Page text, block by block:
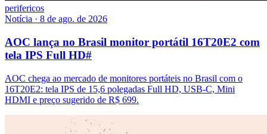
perifericos
Notícia · 8 de ago. de 2026
AOC lança no Brasil monitor portátil 16T20E2 com
tela IPS Full HD#
AOC chega ao mercado de monitores portáteis no Brasil com o
16T20E2: tela IPS de 15,6 polegadas Full HD, USB-C, Mini
HDMI e preço sugerido de R$ 699.